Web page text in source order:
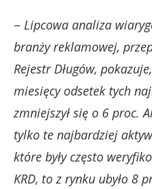
– Lipcowa analiza
branży reklamowej,
Rejestr Długów,
miesięcy odsetek tych
zmniejszył się o 6 proc.
tylko te najbardziej
które były często
KRD, to z rynku ubyło 8